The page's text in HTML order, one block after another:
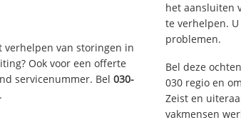
van storingen in
Ook voor een offerte
servicenummer. Bel030-
.
het aansluiten
te verhelpen.
problemen.
Bel deze
030 regio en
Zeist en
vakmensen